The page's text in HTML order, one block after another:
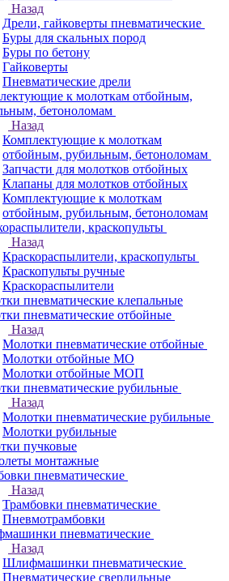
Назад
Дрели, гайковерты пневматические
Буры для скальных пород
Буры по бетону
Гайковерты
Пневматические дрели
к молоткам отбойным,
бетоноломам
Назад
Комплектующие к молоткам
отбойным, рубильным, бетоноломам
Запчасти для молотков отбойных
Клапаны для молотков отбойных
Комплектующие к молоткам
отбойным, рубильным, бетоноломам
краскопульты
Назад
Краскораспылители, краскопульты
Краскопульты ручные
Краскораспылители
пневматические клепальные
пневматические отбойные
Назад
Молотки пневматические отбойные
Молотки отбойные МО
Молотки отбойные МОП
пневматические рубильные
Назад
Молотки пневматические рубильные
Молотки рубильные
пучковые
монтажные
пневматические
Назад
Трамбовки пневматические
Пневмотрамбовки
пневматические
Назад
Шлифмашинки пневматические
Пневматические сверлильные